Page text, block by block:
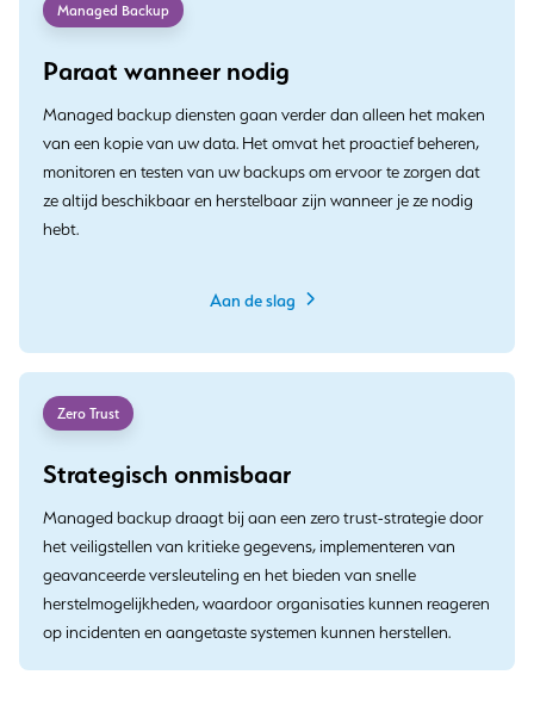
Managed Backup
Paraat wanneer nodig
Managed backup diensten gaan verder dan alleen het maken
van een kopie van uw data. Het omvat het proactief beheren,
monitoren en testen van uw backups om ervoor te zorgen dat
ze altijd beschikbaar en herstelbaar zijn wanneer je ze nodig
hebt.
Aan de slag
Zero Trust
Strategisch onmisbaar
Managed backup draagt bij aan een zero trust-strategie door
het veiligstellen van kritieke gegevens, implementeren van
geavanceerde versleuteling en het bieden van snelle
herstelmogelijkheden, waardoor organisaties kunnen reageren
op incidenten en aangetaste systemen kunnen herstellen.